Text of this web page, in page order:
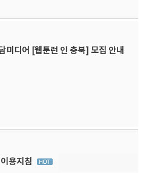
미디어 [웹툰런 인 충북] 모집 안내
용지침